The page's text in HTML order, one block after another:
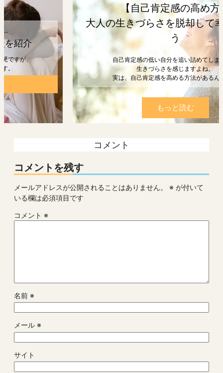
【自己肯定感の高め方】
大人の生きづらさを脱却して幸せになろ
う
自己肯定感の低い自分を追い詰めてしまうと、
生きづらさを感じますよね。
実は、自己肯定感を高める方法があるんです。
もっと読む
コメント
コメントを残す
メールアドレスが公開されることはありません。 ※ が付いて
いる欄は必須項目です
コメント ※
名前 ※
メール ※
サイト